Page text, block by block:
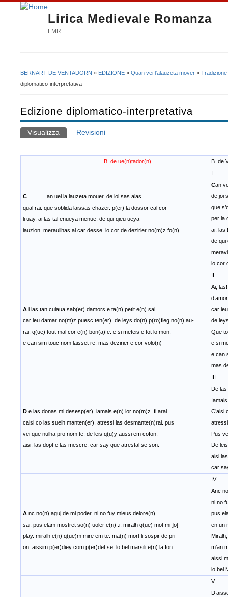
Lirica Medievale Romanza
LMR
Tu sei qui
BERNART DE VENTADORN » EDIZIONE » Quan vei l'alauzeta mover »
diplomatico-interpretativa
Edizione diplomatico-interpretativa
Schede primarie
Visualizza (scheda attiva)
Revisioni
B. de ue(n)tador(n)
B. de
I
C an uei la lauzeta mouer. de ioi sas alas
qual rai. que soblida laissas chazer. p(er) la dossor cal cor
li uay. ai las tal enueya menue. de qui qieu ueya
iauzion. merauilhas ai car desse. lo cor de dezirier no(m)z fo(n)
Can
de joi
que
per la
ai, las
de qui
lo cor
II
A i las tan cuiaua sab(er) damors e ta(n) petit e(n) sai.
car ieu damar no(m)z puesc ten(er). de leys do(n) p(ro)fieg no(n) au-
rai. q(ue) tout mal cor e(n) bon(a)fe. e si meteis e tot lo mon.
e can sim touc nom laisset re. mas dezirier e cor volo(n)
Ai,
car
de
Que
e si
e can
mas
III
D e las donas mi desesp(er). iamais e(n) lor no(m)z fi arai.
caisi co las suelh manten(er). atressi las desmante(n)rai. pus
vei que nulha pro nom te. de leis q(u)y aussi em cofon.
aisi. las dopt e las mescre. car say que atrestal se son.
De
C’aisi
Pus
De
aisi
car
IV
A nc no(n) aguj de mi poder. ni no fuy mieus delore(n)
sai. pus elam mostret so(n) uoler e(n) .i. miralh q(ue) mot mi ]o[
play. miralh e(n) q(ue)m mire em te. ma(n) mort li sospir de pri-
on. aissim p(er)diey com p(er)det se. lo bel marsili e(n) la fon.
Anc
ni no
pus
en un
m’an
lo bel
V